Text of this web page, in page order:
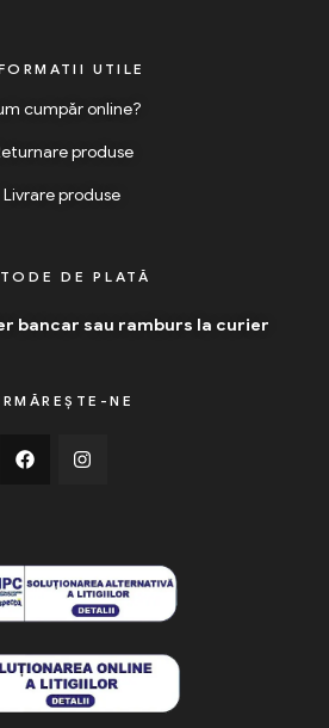
UTILE
cumpăr online?
produse
Livrare produse
DE PLATĂ
bancar sau ramburs la curier
NE